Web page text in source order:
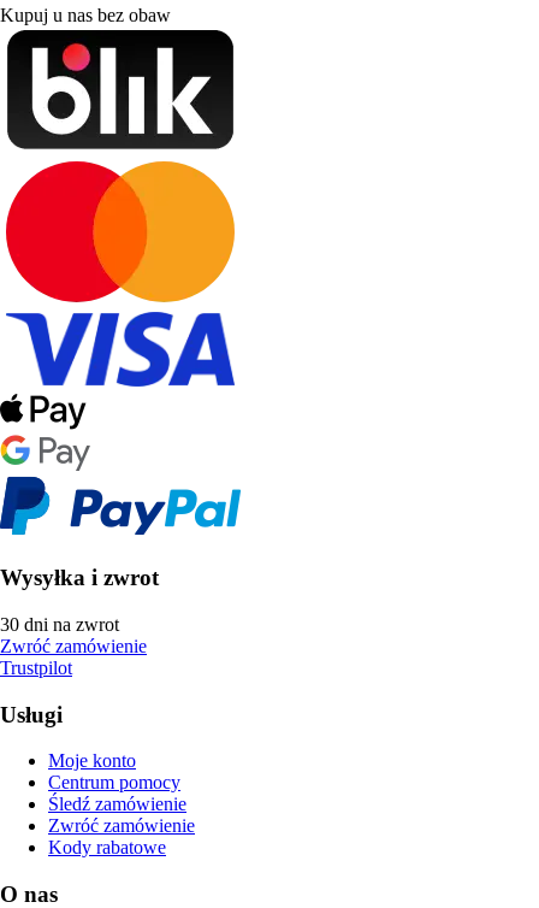
Kupuj u nas bez obaw
Wysyłka i zwrot
30 dni na zwrot
Zwróć zamówienie
Trustpilot
Usługi
Moje konto
Centrum pomocy
Śledź zamówienie
Zwróć zamówienie
Kody rabatowe
O nas